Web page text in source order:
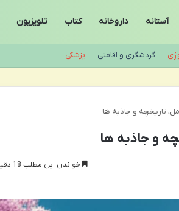
آستانه داروخانه کتاب تلویزیون
گردشگری و اقامتی پزشکی
تاریخچه و جاذبه ها
و جاذبه ها
خواندن این مطلب 18 دقیقه زمان میبرد